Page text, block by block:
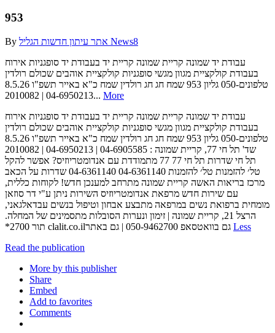
953
By
אתר עיתון חדשות הגליל News8
‫עבודת יד‬ ‫שמונה‬ ‫קריית שמונה‬ ‫קריית‬ ‫יד‬ ‫בעבודת יד‬ ‫סופגניות‬ ‫אירוח‬
‫בעבודת‬ ‫קולקציית‬ ‫מגוון מגשי‬ ‫סופגניות‬ ‫קולקציית‬ ‫אוהבים‬ ‫שכולם‬ ‫רולדין
שמח‬ ‫חג‬ ‫חג רולדין שמח‬ ‫כ"א באייר תשפ"ו ‪8.5.26‬‬ ‫גליון ‪953‬‬ ‫טלפונים‪050-
2010082 | 04-6950213... More
‫עבודת יד‬ ‫שמונה‬ ‫קריית שמונה‬ ‫קריית‬ ‫יד‬ ‫בעבודת יד‬ ‫סופגניות‬ ‫אירוח‬
‫בעבודת‬ ‫קולקציית‬ ‫מגוון מגשי‬ ‫סופגניות‬ ‫קולקציית‬ ‫אוהבים‬ ‫שכולם‬ ‫רולדין
שמח‬ ‫חג‬ ‫חג רולדין שמח‬ ‫כ"א באייר תשפ"ו ‪8.5.26‬‬ ‫גליון ‪953‬‬ ‫טלפונים‪050-
2010082 | 04-6950213 | 04-6905585 :‬‬ ‫שד' תל חי ‪ ,77‬קריית שמונה‬
‫מתמודדת עם‬ ‫אנדומטריוזיס?‬ ‫אפשר להקל‬ ‫‪77‬‬ ‫חי ‪77‬‬ ‫תל חי‬ ‫שדרות תל‬
‫שדרות‬ ‫על הכאב‬ ‫‪04-6361140‬‬ ‫להזמנות ‪04-6361140‬‬ ‫טל׳ להזמנות‬ ‫טל׳‬
‫חדש!‬ ‫לקוחות כללית‪,‬‬ ‫מרכז בריאות האשה קריית שמונה‬ ‫מתרחב למענכן
עם שירות חדש‬ ‫מרפאת אנדומטריוזיס‬ ‫השירות ניתן ע"י דר סוזאן
עבדאלגאני‪,‬‬ ‫מומחית ברפואת נשים‬ ‫במרפאה מתבצע אבחון וטיפול בנשים
ונערות‬ ‫הסובלות מתסמינים של המחלה‪.‬‬ ‫הרצל ‪ ,21‬קריית שמונה | זימון
Less
Read the publication
More by this publisher
Share
Embed
Add to favorites
Comments